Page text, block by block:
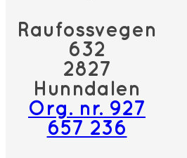
Raufossvegen
632
2827
Hunndalen
Org. nr. 927
657 236